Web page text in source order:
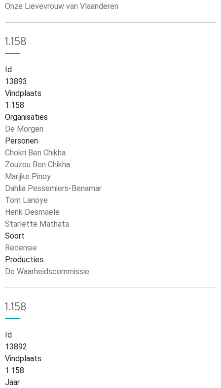
Onze Lievevrouw van Vlaanderen
1.158
Id
13893
Vindplaats
1.158
Organisaties
De Morgen
Personen
Chokri Ben Chikha
Zouzou Ben Chikha
Marijke Pinoy
Dahlia Pessemiers-Benamar
Tom Lanoye
Henk Desmaele
Starlette Mathata
Soort
Recensie
Producties
De Waarheidscommissie
1.158
Id
13892
Vindplaats
1.158
Jaar